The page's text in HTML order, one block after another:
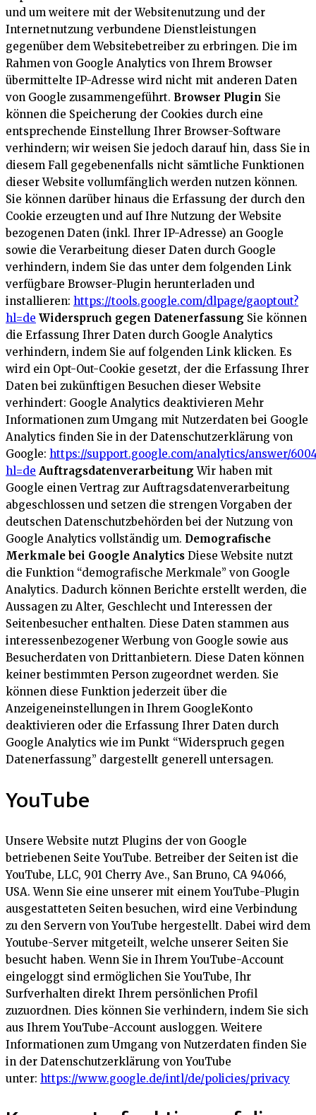
und um weitere mit der Websitenutzung und der
Internetnutzung verbundene Dienstleistungen
gegenüber dem Websitebetreiber zu erbringen. Die im
Rahmen von Google Analytics von Ihrem Browser
übermittelte IP-Adresse wird nicht mit anderen Daten
von Google zusammengeführt. Browser Plugin Sie
können die Speicherung der Cookies durch eine
entsprechende Einstellung Ihrer Browser-Software
verhindern; wir weisen Sie jedoch darauf hin, dass Sie in
diesem Fall gegebenenfalls nicht sämtliche Funktionen
dieser Website vollumfänglich werden nutzen können.
Sie können darüber hinaus die Erfassung der durch den
Cookie erzeugten und auf Ihre Nutzung der Website
bezogenen Daten (inkl. Ihrer IP-Adresse) an Google
sowie die Verarbeitung dieser Daten durch Google
verhindern, indem Sie das unter dem folgenden Link
verfügbare Browser-Plugin herunterladen und
installieren: https://tools.google.com/dlpage/gaoptout?
hl=de Widerspruch gegen Datenerfassung Sie können
die Erfassung Ihrer Daten durch Google Analytics
verhindern, indem Sie auf folgenden Link klicken. Es
wird ein Opt-Out-Cookie gesetzt, der die Erfassung Ihrer
Daten bei zukünftigen Besuchen dieser Website
verhindert: Google Analytics deaktivieren Mehr
Informationen zum Umgang mit Nutzerdaten bei Google
Analytics finden Sie in der Datenschutzerklärung von
Google: https://support.google.com/analytics/answer/
hl=de Auftragsdatenverarbeitung Wir haben mit
Google einen Vertrag zur Auftragsdatenverarbeitung
abgeschlossen und setzen die strengen Vorgaben der
deutschen Datenschutzbehörden bei der Nutzung von
Google Analytics vollständig um. Demografische
Merkmale bei Google Analytics Diese Website nutzt
die Funktion “demografische Merkmale” von Google
Analytics. Dadurch können Berichte erstellt werden, die
Aussagen zu Alter, Geschlecht und Interessen der
Seitenbesucher enthalten. Diese Daten stammen aus
interessenbezogener Werbung von Google sowie aus
Besucherdaten von Drittanbietern. Diese Daten können
keiner bestimmten Person zugeordnet werden. Sie
können diese Funktion jederzeit über die
Anzeigeneinstellungen in Ihrem GoogleKonto
deaktivieren oder die Erfassung Ihrer Daten durch
Google Analytics wie im Punkt “Widerspruch gegen
Datenerfassung” dargestellt generell untersagen.
YouTube
Unsere Website nutzt Plugins der von Google
betriebenen Seite YouTube. Betreiber der Seiten ist die
YouTube, LLC, 901 Cherry Ave., San Bruno, CA 94066,
USA. Wenn Sie eine unserer mit einem YouTube-Plugin
ausgestatteten Seiten besuchen, wird eine Verbindung
zu den Servern von YouTube hergestellt. Dabei wird dem
Youtube-Server mitgeteilt, welche unserer Seiten Sie
besucht haben. Wenn Sie in Ihrem YouTube-Account
eingeloggt sind ermöglichen Sie YouTube, Ihr
Surfverhalten direkt Ihrem persönlichen Profil
zuzuordnen. Dies können Sie verhindern, indem Sie sich
aus Ihrem YouTube-Account ausloggen. Weitere
Informationen zum Umgang von Nutzerdaten finden Sie
in der Datenschutzerklärung von YouTube
unter: https://www.google.de/intl/de/policies/privacy